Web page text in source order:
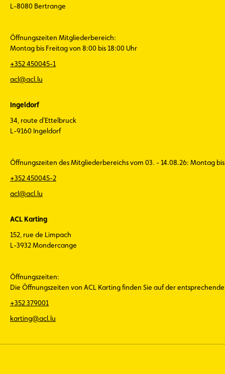
L-8080 Bertrange
Öffnungszeiten Mitgliederbereich:
Montag bis Freitag von 8:00 bis 18:00 Uhr
+352 450045-1
acl@acl.lu
Ingeldorf
34, route d'Ettelbruck
L-9160 Ingeldorf
Öffnungszeiten des Mitgliederbereichs vom 03. - 14.08.26: Montag
+352 450045-2
acl@acl.lu
ACL Karting
152, rue de Limpach
L-3932 Mondercange
Öffnungszeiten:
Die Öffnungszeiten von ACL Karting finden Sie auf der
+352 379001
karting@acl.lu